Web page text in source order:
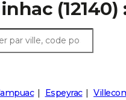
Espeyrac